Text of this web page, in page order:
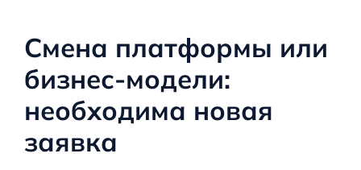
Смена платформы или
бизнес-модели:
необходима новая
заявка